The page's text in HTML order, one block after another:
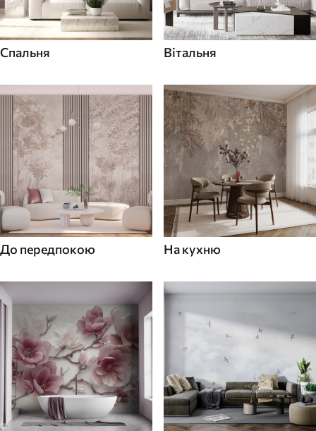
Спальня Вітальня
До передпокою На кухню